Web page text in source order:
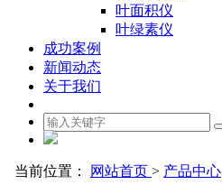
叶面积仪
叶绿素仪
成功案例
新闻动态
关于我们
当前位置： 网站首页 > 产品中心